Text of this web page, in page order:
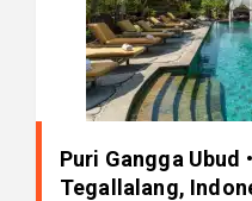
Puri Gangga Ubud
Tegallalang,